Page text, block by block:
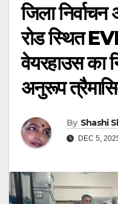
जिला
रोड स्थित
वेयरहाउस का
अनुरूप
By Shashi
DEC 5,